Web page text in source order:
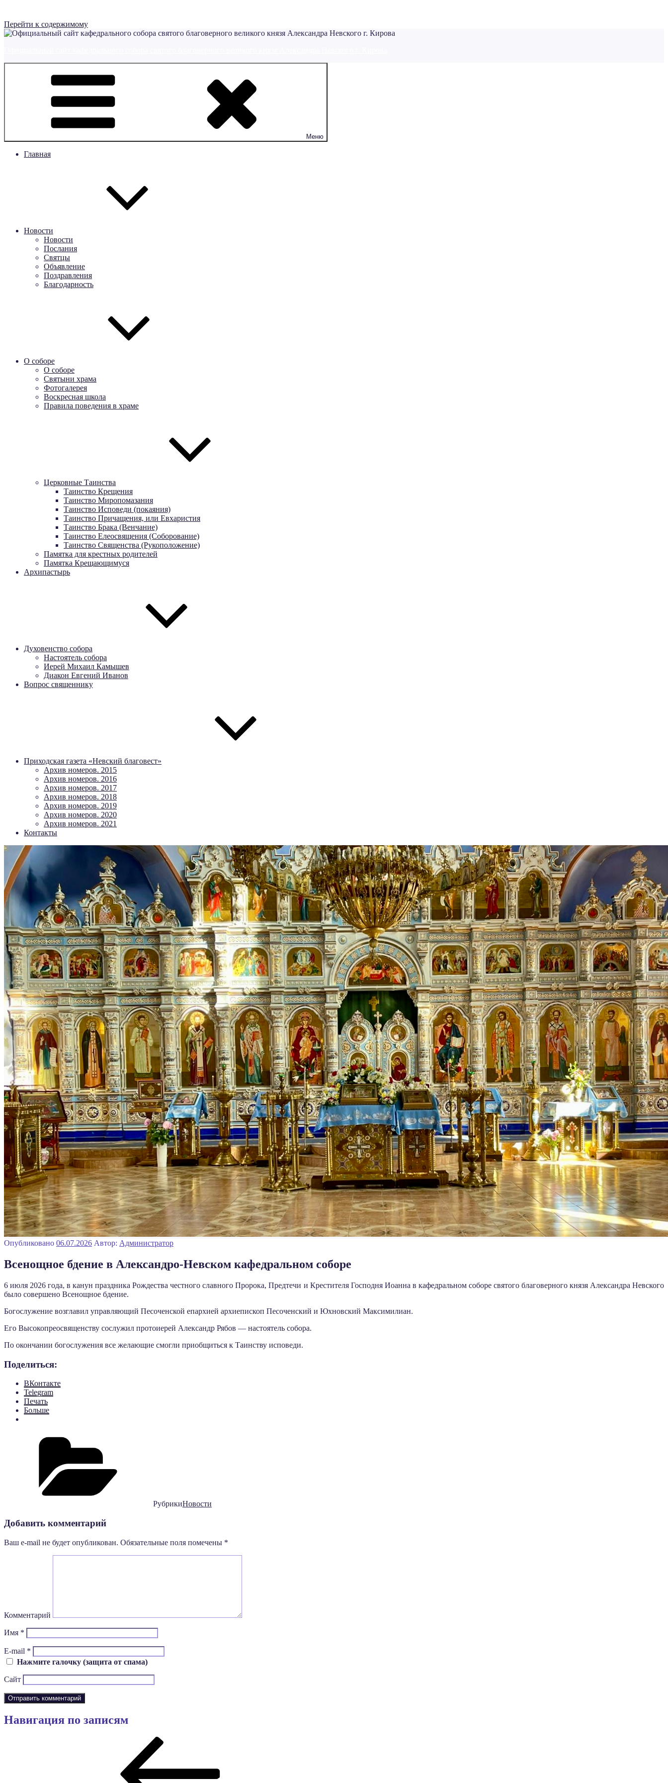
Перейти к содержимому
Меню
Главная
Новости
Новости
Послания
Святцы
Объявление
Поздравления
Благодарность
О соборе
О соборе
Святыни храма
Фотогалерея
Воскресная школа
Правила поведения в храме
Церковные Таинства
Таинство Крещения
Таинство Миропомазания
Таинство Исповеди (покаяния)
Таинство Причащения, или Евхаристия
Таинство Брака (Венчание)
Таинство Елеосвящения (Соборование)
Таинство Священства (Рукоположение)
Памятка для крестных родителей
Памятка Крещающимуся
Архипастырь
Духовенство собора
Настоятель собора
Иерей Михаил Камышев
Диакон Евгений Иванов
Вопрос священнику
Приходская газета «Невский благовест»
Архив номеров. 2015
Архив номеров. 2016
Архив номеров. 2017
Архив номеров. 2018
Архив номеров. 2019
Архив номеров. 2020
Архив номеров. 2021
Контакты
Опубликовано 06.07.2026 Автор: Администратор
Всенощное бдение в Александро-Невском кафедральном соборе
6 июля 2026 года, в канун праздника Рождества честного славного Пророка, Предтечи и Крестителя Господня Иоанна в кафедральном соборе святого благоверного князя Александра Невского
было совершено Всенощное бдение.
Богослужение возглавил управляющий Песоченской епархией архиепископ Песоченский и Юхновский Максимилиан.
Его Высокопреосвященству сослужил протоиерей Александр Рябов — настоятель собора.
По окончании богослужения все желающие смогли приобщиться к Таинству исповеди.
Поделиться:
ВКонтакте
Telegram
Печать
Больше
РубрикиНовости
Добавить комментарий
Ваш e-mail не будет опубликован. Обязательные поля помечены *
Комментарий
Имя *
E-mail *
Нажмите галочку (защита от спама)
Сайт
Навигация по записям